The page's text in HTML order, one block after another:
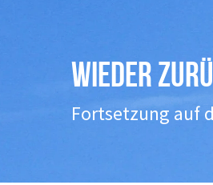
Wieder
Fortsetzung auf